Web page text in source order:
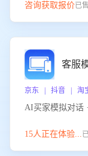
咨询获取报价已
客服
京东 | 抖音 | 淘
AI买家模拟对话
15人正在体验...